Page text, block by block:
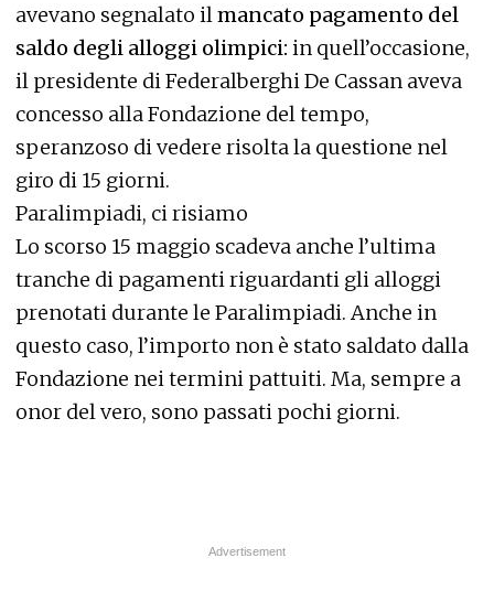
avevano segnalato il mancato pagamento del
saldo degli alloggi olimpici: in quell’occasione,
il presidente di Federalberghi De Cassan aveva
concesso alla Fondazione del tempo,
speranzoso di vedere risolta la questione nel
giro di 15 giorni.
Paralimpiadi, ci risiamo
Lo scorso 15 maggio scadeva anche l’ultima
tranche di pagamenti riguardanti gli alloggi
prenotati durante le Paralimpiadi. Anche in
questo caso, l’importo non è stato saldato dalla
Fondazione nei termini pattuiti. Ma, sempre a
onor del vero, sono passati pochi giorni.